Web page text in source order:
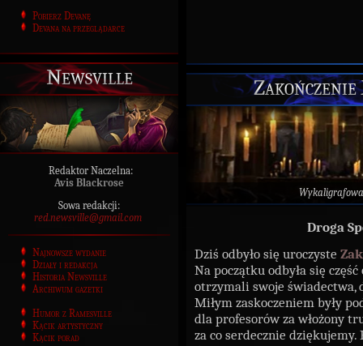
Pobierz Devanę
Devana na przeglądarce
Newsville
Redaktor Naczelna:
Avis Blackrose
Sowa redakcji:
red.newsville@gmail.com
Najnowsze wydanie
Działy i redakcja
Historia Newsville
Archiwum gazetki
Humor z Ramesville
Kącik artystyczny
Kącik porad
Droga
Dziś odbyło się uroczyste Z
Na początku odbyła się
otrzymali swoje
Miłym zaskoczeniem były
dla profesorów za włożony
za co serdecznie